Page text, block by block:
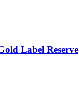
Label Reserve